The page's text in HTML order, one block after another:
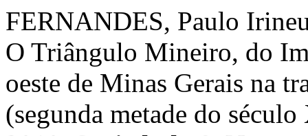
FERNANDES, Paulo
O Triângulo Mineiro, do
oeste de Minas Gerais na
(segunda metade do